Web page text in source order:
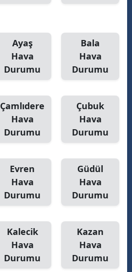
Rize
Samsun
Siirt
Trabzon
Tunceli
Şanlıurfa
Uşak
Yozgat
Ayaş
Hava
Durumu
Bala
Hava
Durumu
Çamlıdere
Hava
Durumu
Çubuk
Hava
Durumu
Evren
Hava
Durumu
Güdül
Hava
Durumu
Kalecik
Hava
Durumu
Kazan
Hava
Durumu